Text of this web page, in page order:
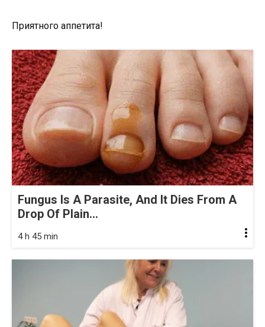
Приятного аппетита!
Fungus Is A Parasite, And It Dies From A
Drop Of Plain...
4 h 45 min